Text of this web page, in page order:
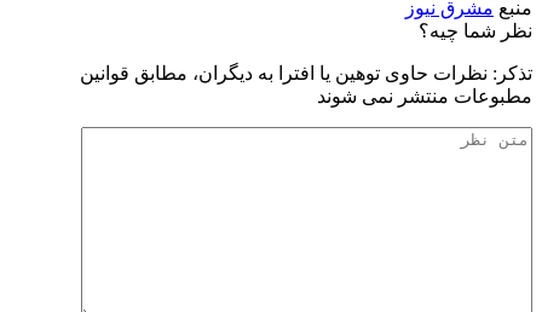
منبع مشرق نیوز
نظر شما چیه؟
تذكر: نظرات حاوی توهين يا افترا به ديگران، مطابق قوانين
مطبوعات منتشر نمی شوند